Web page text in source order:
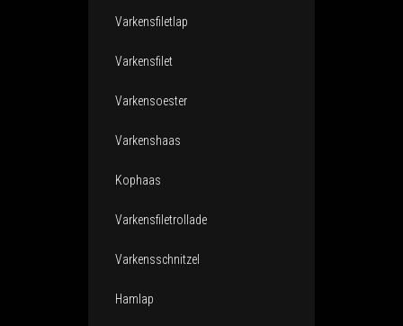
Varkensfiletlap
Varkensfilet
Varkensoester
Varkenshaas
Kophaas
Varkensfiletrollade
Varkensschnitzel
Hamlap